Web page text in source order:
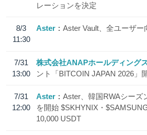
レーションを決定
8/3
11:30
Aster Aster Vault、全ユーザー
7/31
13:00
株式会社ANAPホールディング
ント「BITCOIN JAPAN 2026」
7/31
12:00
Aster
Aster、韓国RWAシーズ
を開始 $SKHYNIX・
10,000 USDT